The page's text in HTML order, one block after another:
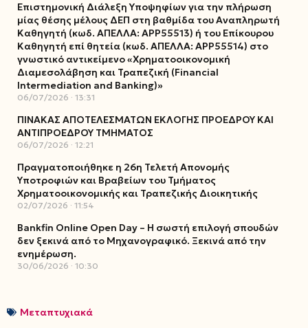
Επιστημονική Διάλεξη Υποψηφίων για την πλήρωση
μίας θέσης μέλους ΔΕΠ στη βαθμίδα του Αναπληρωτή
Καθηγητή (κωδ. ΑΠΕΛΛΑ: ΑΡΡ55513) ή του Επίκουρου
Καθηγητή επί θητεία (κωδ. ΑΠΕΛΛΑ: ΑΡΡ55514) στο
γνωστικό αντικείμενο «Χρηματοοικονομική
Διαμεσολάβηση και Τραπεζική (Financial
Intermediation and Banking)»
06/07/2026 13:31
ΠΙΝΑΚΑΣ ΑΠΟΤΕΛΕΣΜΑΤΩΝ ΕΚΛΟΓΗΣ ΠΡΟΕΔΡΟΥ ΚΑΙ
ΑΝΤΙΠΡΟΕΔΡΟΥ ΤΜΗΜΑΤΟΣ
06/07/2026 12:21
Πραγματοποιήθηκε η 26η Τελετή Απονομής
Υποτροφιών και Βραβείων του Τμήματος
Χρηματοοικονομικής και Τραπεζικής Διοικητικής
02/07/2026 11:54
Bankfin Online Open Day – Η σωστή επιλογή σπουδών
δεν ξεκινά από το Μηχανογραφικό. Ξεκινά από την
ενημέρωση.
30/06/2026 10:30
Μεταπτυχιακά